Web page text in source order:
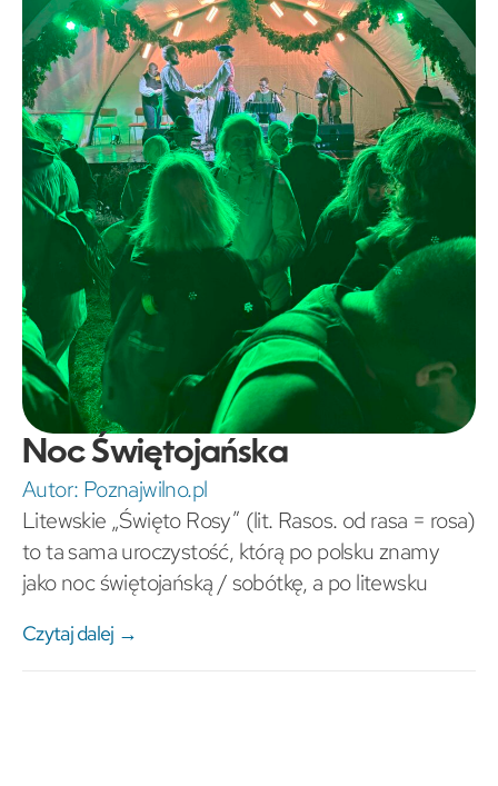
Noc Świętojańska
Autor: Poznajwilno.pl
Litewskie „Święto Rosy” (lit. Rasos. od rasa = rosa)
to ta sama uroczystość, którą po polsku znamy
jako noc świętojańską / sobótkę, a po litewsku
Czytaj dalej →